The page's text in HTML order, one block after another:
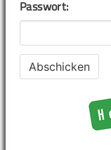
Passwort: